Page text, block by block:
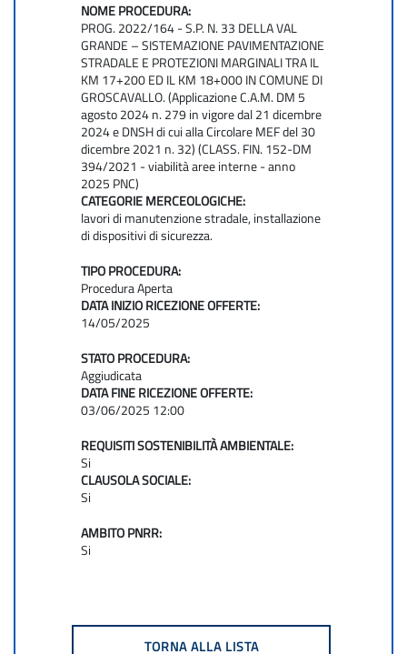
NOME PROCEDURA:
PROG. 2022/164 - S.P. N. 33 DELLA VAL
GRANDE – SISTEMAZIONE PAVIMENTAZIONE
STRADALE E PROTEZIONI MARGINALI TRA IL
KM 17+200 ED IL KM 18+000 IN COMUNE DI
GROSCAVALLO. (Applicazione C.A.M. DM 5
agosto 2024 n. 279 in vigore dal 21 dicembre
2024 e DNSH di cui alla Circolare MEF del 30
dicembre 2021 n. 32) (CLASS. FIN. 152-DM
394/2021 - viabilità aree interne - anno
2025 PNC)
CATEGORIE MERCEOLOGICHE:
lavori di manutenzione stradale, installazione
di dispositivi di sicurezza.
TIPO PROCEDURA:
Procedura Aperta
DATA INIZIO RICEZIONE OFFERTE:
14/05/2025
STATO PROCEDURA:
Aggiudicata
DATA FINE RICEZIONE OFFERTE:
03/06/2025 12:00
REQUISITI SOSTENIBILITÀ AMBIENTALE:
Si
CLAUSOLA SOCIALE:
Si
AMBITO PNRR:
Si